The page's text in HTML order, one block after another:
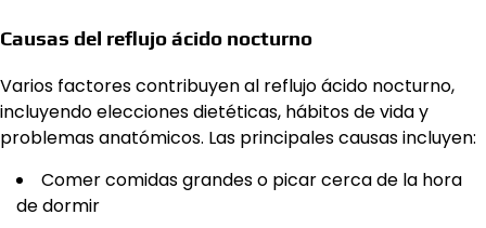
Causas del reflujo ácido nocturno
Varios factores contribuyen al reflujo ácido nocturno,
incluyendo elecciones dietéticas, hábitos de vida y
problemas anatómicos. Las principales causas incluyen:
Comer comidas grandes o picar cerca de la hora
de dormir